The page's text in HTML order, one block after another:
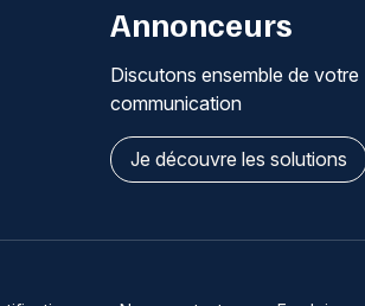
Annonceurs
Discutons ensemble de votre
communication
Je découvre les solutions